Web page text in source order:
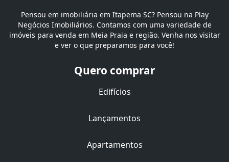
Pensou em imobiliária em Itapema SC? Pensou na Play
Negócios Imobiliários. Contamos com uma variedade de
imóveis para venda em Meia Praia e região. Venha nos visitar
e ver o que preparamos para você!
Quero comprar
Edifícios
Lançamentos
Apartamentos